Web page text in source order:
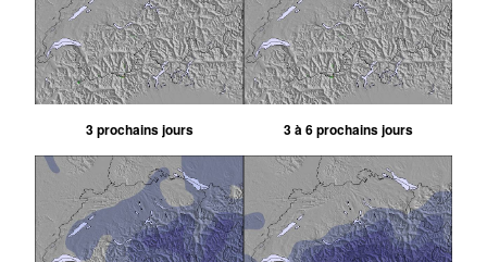
3 prochains jours 3 à 6 prochains jours